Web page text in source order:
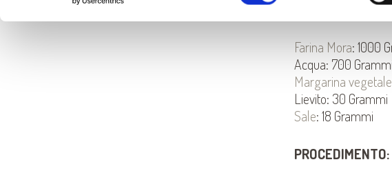
Farina Mora: 1000
Acqua: 700 Grammi
Margarina vegetale
Lievito: 30 Grammi
Sale: 18 Grammi
PROCEDIMENTO: